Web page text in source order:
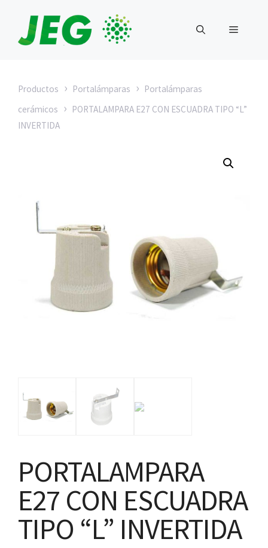
contenido
MENÚ
Productos › Portalámparas › Portalámparas
cerámicos › PORTALAMPARA E27 CON ESCUADRA TIPO “L”
INVERTIDA
PORTALAMPARA
E27 CON ESCUADRA
TIPO “L” INVERTIDA